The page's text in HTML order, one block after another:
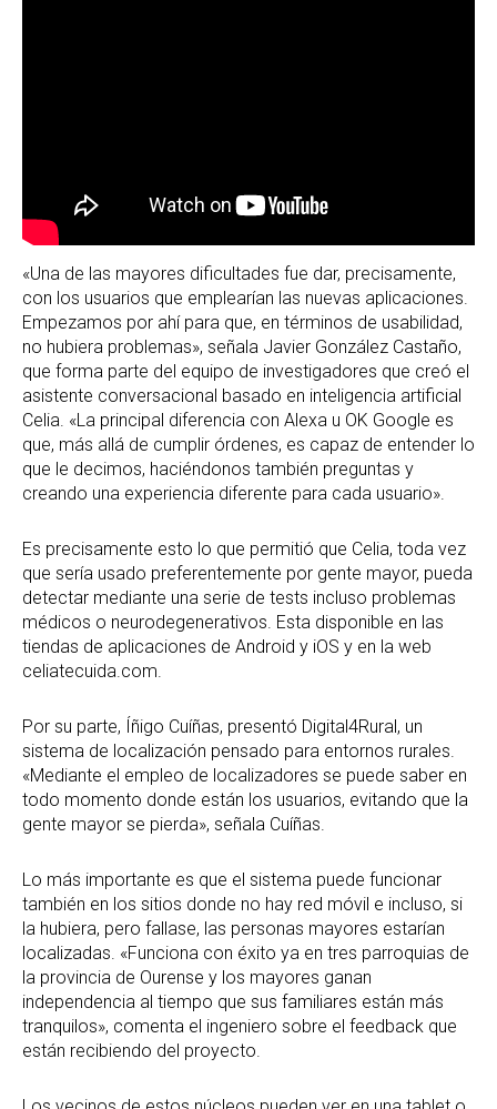
«Una de las mayores dificultades fue dar, precisamente,
con los usuarios que emplearían las nuevas aplicaciones.
Empezamos por ahí para que, en términos de usabilidad,
no hubiera problemas», señala Javier González Castaño,
que forma parte del equipo de investigadores que creó el
asistente conversacional basado en inteligencia artificial
Celia. «La principal diferencia con Alexa u OK Google es
que, más allá de cumplir órdenes, es capaz de entender lo
que le decimos, haciéndonos también preguntas y
creando una experiencia diferente para cada usuario».
Es precisamente esto lo que permitió que Celia, toda vez
que sería usado preferentemente por gente mayor, pueda
detectar mediante una serie de tests incluso problemas
médicos o neurodegenerativos. Esta disponible en las
tiendas de aplicaciones de Android y iOS y en la web
celiatecuida.com.
Por su parte, Íñigo Cuíñas, presentó Digital4Rural, un
sistema de localización pensado para entornos rurales.
«Mediante el empleo de localizadores se puede saber en
todo momento donde están los usuarios, evitando que la
gente mayor se pierda», señala Cuíñas.
Lo más importante es que el sistema puede funcionar
también en los sitios donde no hay red móvil e incluso, si
la hubiera, pero fallase, las personas mayores estarían
localizadas. «Funciona con éxito ya en tres parroquias de
la provincia de Ourense y los mayores ganan
independencia al tiempo que sus familiares están más
tranquilos», comenta el ingeniero sobre el feedback que
están recibiendo del proyecto.